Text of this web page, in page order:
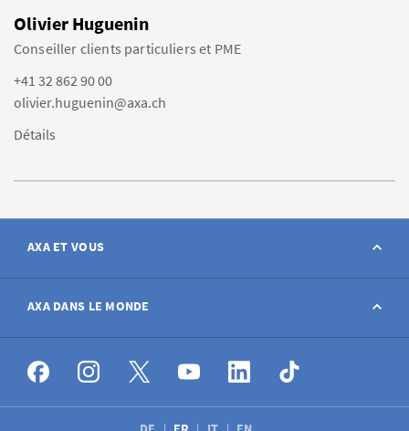
Olivier Huguenin
Conseiller clients particuliers et PME
+41 32 862 90 00
olivier.huguenin@axa.ch
Détails
AXA ET VOUS
Contact
Déclarer sinistre
Postes à pourvoir
AXA DANS LE MONDE
AXA dans le monde